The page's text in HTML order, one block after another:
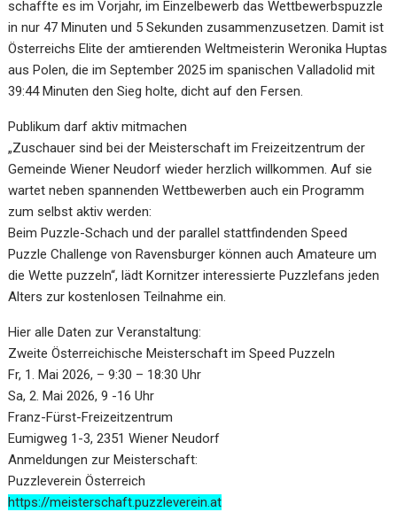
schaffte es im Vorjahr, im Einzelbewerb das Wettbewerbspuzzle
in nur 47 Minuten und 5 Sekunden zusammenzusetzen. Damit ist
Österreichs Elite der amtierenden Weltmeisterin Weronika Huptas
aus Polen, die im September 2025 im spanischen Valladolid mit
39:44 Minuten den Sieg holte, dicht auf den Fersen.
Publikum darf aktiv mitmachen
„Zuschauer sind bei der Meisterschaft im Freizeitzentrum der
Gemeinde Wiener Neudorf wieder herzlich willkommen. Auf sie
wartet neben spannenden Wettbewerben auch ein Programm
zum selbst aktiv werden:
Beim Puzzle-Schach und der parallel stattfindenden Speed
Puzzle Challenge von Ravensburger können auch Amateure um
die Wette puzzeln“, lädt Kornitzer interessierte Puzzlefans jeden
Alters zur kostenlosen Teilnahme ein.
Hier alle Daten zur Veranstaltung:
Zweite Österreichische Meisterschaft im Speed Puzzeln
Fr, 1. Mai 2026, – 9:30 – 18:30 Uhr
Sa, 2. Mai 2026, 9 -16 Uhr
Franz-Fürst-Freizeitzentrum
Eumigweg 1-3, 2351 Wiener Neudorf
Anmeldungen zur Meisterschaft:
Puzzleverein Österreich
https://meisterschaft.puzzleverein.at